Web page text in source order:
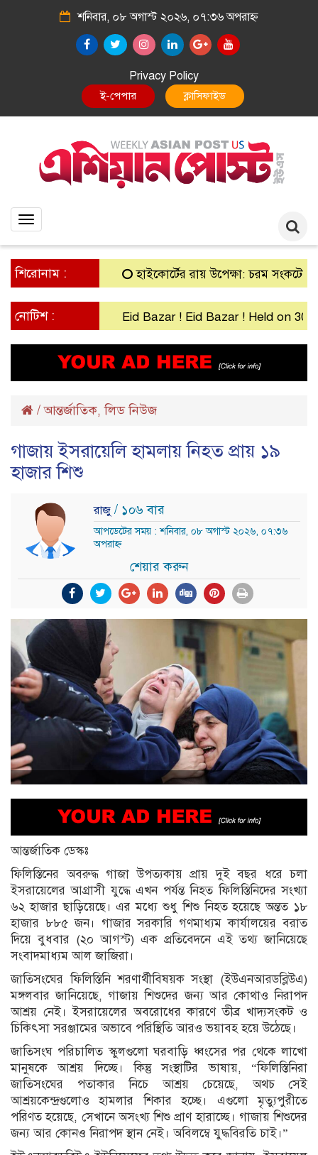
শনিবার, ০৮ অগাস্ট ২০২৬, ০৭:৩৬ অপরাহ্ন
Privacy Policy
E-Paper Classified
Toggle
শিরোনাম : হাইকোর্টের রায় উপেক্ষা: চরম সংকটে গ্রামীণ
নোটিশ : Eid Bazar ! Eid Bazar ! Held on 30th
/আন্তর্জাতিক,লিড নিউজ
গাজায় ইসরায়েলি হামলায় নিহত প্রায় ১৯
হাজার শিশু
রাজু / ১০৬ বার
আপডেটের সময় : শনিবার, ০৮ অগাস্ট ২০২৬, ০৭:৩৬
অপরাহ্ন
শেয়ার করুন
আন্তর্জাতিক ডেস্কঃ
ফিলিস্তিনের অবরুদ্ধ গাজা উপত্যকায় প্রায় দুই বছর ধরে চলা
ইসরায়েলের আগ্রাসী যুদ্ধে এখন পর্যন্ত নিহত ফিলিস্তিনিদের সংখ্যা
৬২ হাজার ছাড়িয়েছে। এর মধ্যে শুধু শিশু নিহত হয়েছে অন্তত ১৮
হাজার ৮৮৫ জন। গাজার সরকারি গণমাধ্যম কার্যালয়ের বরাত
দিয়ে বুধবার (২০ আগস্ট) এক প্রতিবেদনে এই তথ্য জানিয়েছে
সংবাদমাধ্যম আল জাজিরা।
জাতিসংঘের ফিলিস্তিনি শরণার্থীবিষয়ক সংস্থা (ইউএনআরডব্লিউএ)
মঙ্গলবার জানিয়েছে, গাজায় শিশুদের জন্য আর কোথাও নিরাপদ
আশ্রয় নেই। ইসরায়েলের অবরোধের কারণে তীব্র খাদ্যসংকট ও
চিকিৎসা সরঞ্জামের অভাবে পরিস্থিতি আরও ভয়াবহ হয়ে উঠেছে।
জাতিসংঘ পরিচালিত স্কুলগুলো ঘরবাড়ি ধ্বংসের পর থেকে লাখো
মানুষকে আশ্রয় দিচ্ছে। কিন্তু সংস্থাটির ভাষায়, “ফিলিস্তিনিরা
জাতিসংঘের পতাকার নিচে আশ্রয় চেয়েছে, অথচ সেই
আশ্রয়কেন্দ্রগুলোও হামলার শিকার হচ্ছে। এগুলো মৃত্যুপুরীতে
পরিণত হয়েছে, সেখানে অসংখ্য শিশু প্রাণ হারাচ্ছে। গাজায় শিশুদের
জন্য আর কোনও নিরাপদ স্থান নেই। অবিলম্বে যুদ্ধবিরতি চাই।”